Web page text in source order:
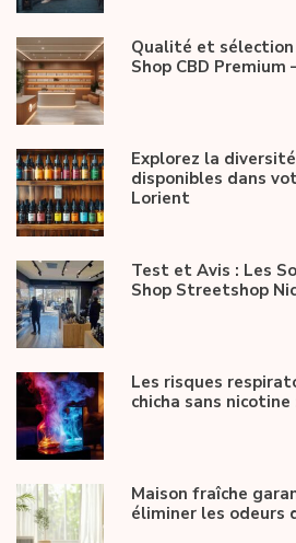
Qualité et sélection
Shop CBD Premium
Explorez la
disponibles dans
Lorient
Test et Avis : Les
Shop Streetshop
Les risques
chicha sans
Maison fraîche
éliminer les odeurs